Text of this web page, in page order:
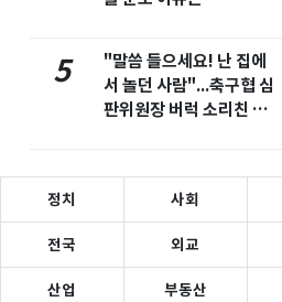
5
"말씀 들으세요! 난 집에
서 놀던 사람"...축구협 심
판위원장 버럭 소리친 이
정치 사회
전국 외교
산업 부동산